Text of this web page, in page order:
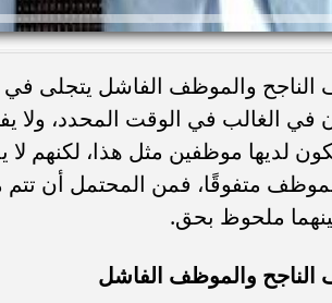
الناجح والموظف الفاشل يتجلى
في الغالب في الوقت المحدد،
لديها موظفين مثل هذا، لكنهم
متفوقًا، فمن المحتمل أن
ملحوظ بحق.
الناجح والموظف الفاشل
وظائف لمن تجاوزوا 40 عامًا..
وزارة العمل ورابط التسجيل